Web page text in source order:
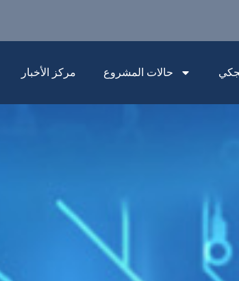
مركز الأخبار حالات المشروع